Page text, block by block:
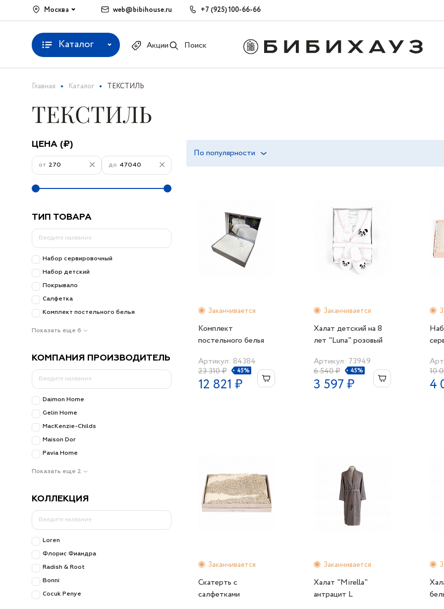
Москва web@bibihouse.ru +7 (925) 100-66-66
Каталог Акции Поиск
Главная Каталог ТЕКСТИЛЬ
ТЕКСТИЛЬ
ЦЕНА (₽)
от до
ТИП ТОВАРА
Набор сервировочный
Набор детский
Покрывало
Салфетка
Комплект постельного белья
Показать еще 6
КОМПАНИЯ ПРОИЗВОДИТЕЛЬ
Daimon Home
Gelin Home
MacKenzie-Childs
Maison Dor
Pavia Home
Показать еще 2
КОЛЛЕКЦИЯ
Loren
Флорис Фиандра
Radish & Root
Bonni
Cocuk Penye
По популярности
Заканчивается
Комплект
постельного белья
Emerald" с гипюром
кремовый Maison Dor
Артикул: 84384
23 310 ₽
45%
12 821 ₽
Заканчивается
Халат детский на 8
лет "Luna" розовый
Артикул: 73949
6 540 ₽
45%
3 597 ₽
10
4
Заканчивается
Скатерть с
салфетками
Заканчивается
Халат "Mirella"
антрацит L